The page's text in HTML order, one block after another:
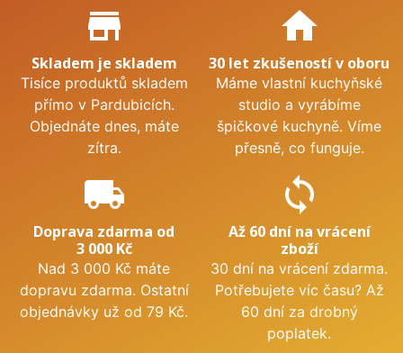
Proč nakupovat u nás?
store_mall_directory
Skladem je skladem
Tisíce produktů skladem
přímo v Pardubicích.
Objednáte dnes, máte
zítra.
home
30 let zkušeností v oboru
Máme vlastní kuchyňské
studio a vyrábíme
špičkové kuchyně. Víme
přesně, co funguje.
local_shipping
Doprava zdarma od
3 000 Kč
Nad 3 000 Kč máte
dopravu zdarma. Ostatní
objednávky už od 79 Kč.
sync
Až 60 dní na vrácení
zboží
30 dní na vrácení zdarma.
Potřebujete víc času? Až
60 dní za drobný
poplatek.